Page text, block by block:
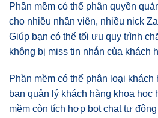
Phần mềm có thể phân quyền
cho nhiều nhân viên, nhiều nick
Giúp bạn có thể tối ưu quy trình
không bị miss tin nhắn của khách
Phần mềm có thể phân loại khách
bạn quản lý khách hàng khoa học
mềm còn tích hợp bot chat tự